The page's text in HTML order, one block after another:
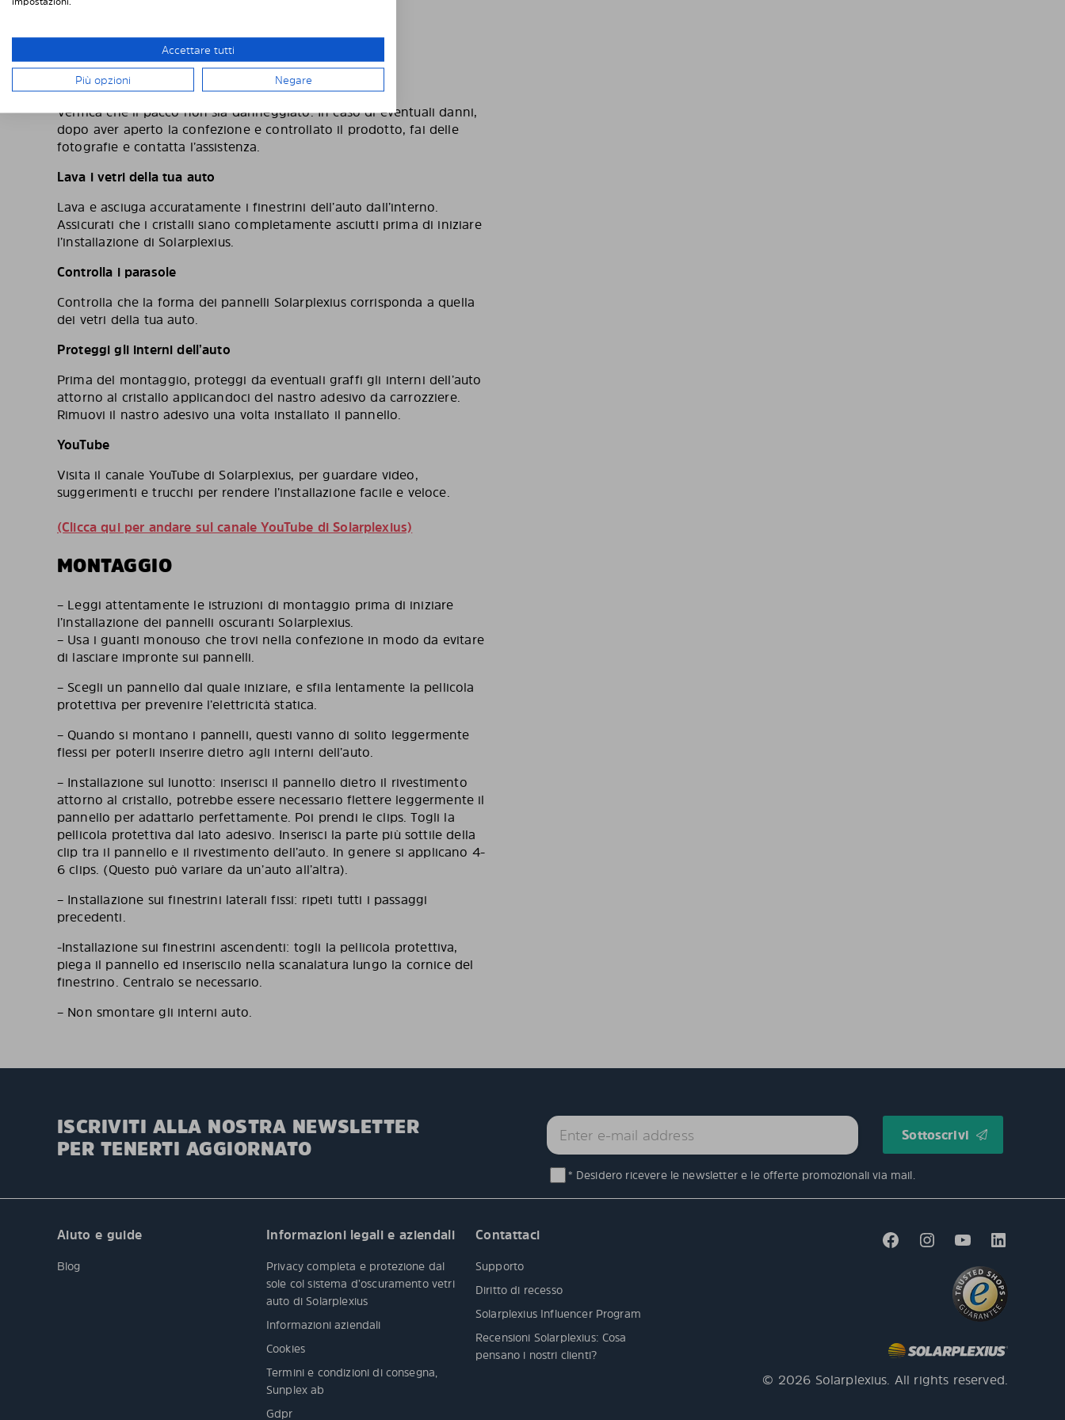
PRIMA DEL MONTAGGIO
Controlla la confezione ed il suo contenuto
Verifica che il pacco non sia danneggiato. In caso di eventuali danni,
dopo aver aperto la confezione e controllato il prodotto, fai delle
fotografie e contatta l’assistenza.
Lava i vetri della tua auto
Lava e asciuga accuratamente i finestrini dell’auto dall’interno.
Assicurati che i cristalli siano completamente asciutti prima di iniziare
l’installazione di Solarplexius.
Controlla i parasole
Controlla che la forma dei pannelli Solarplexius corrisponda a quella
dei vetri della tua auto.
Proteggi gli interni dell’auto
Prima del montaggio, proteggi da eventuali graffi gli interni dell’auto
attorno al cristallo applicandoci del nastro adesivo da carrozziere.
Rimuovi il nastro adesivo una volta installato il pannello.
YouTube
Visita il canale YouTube di Solarplexius, per guardare video,
suggerimenti e trucchi per rendere l’installazione facile e veloce.
(Clicca qui per andare sul canale YouTube di Solarplexius)
MONTAGGIO
– Leggi attentamente le istruzioni di montaggio prima di iniziare
l’installazione dei pannelli oscuranti Solarplexius.
– Usa i guanti monouso che trovi nella confezione in modo da evitare
di lasciare impronte sui pannelli.
– Scegli un pannello dal quale iniziare, e sfila lentamente la pellicola
protettiva per prevenire l’elettricità statica.
– Quando si montano i pannelli, questi vanno di solito leggermente
flessi per poterli inserire dietro agli interni dell’auto.
– Installazione sul lunotto: inserisci il pannello dietro il rivestimento
attorno al cristallo, potrebbe essere necessario flettere leggermente il
pannello per adattarlo perfettamente. Poi prendi le clips. Togli la
pellicola protettiva dal lato adesivo. Inserisci la parte più sottile della
clip tra il pannello e il rivestimento dell’auto. In genere si applicano 4-
6 clips. (Questo può variare da un’auto all’altra).
– Installazione sui finestrini laterali fissi: ripeti tutti i passaggi
precedenti.
-Installazione sui finestrini ascendenti: togli la pellicola protettiva,
piega il pannello ed inseriscilo nella scanalatura lungo la cornice del
finestrino. Centralo se necessario.
– Non smontare gli interni auto.
ISCRIVITI ALLA NOSTRA NEWSLETTER
PER TENERTI AGGIORNATO
* Desidero ricevere le newsletter e le offerte promozionali via mail.
Aiuto e guide
Blog
Informazioni legali e aziendali
Privacy completa e protezione dal
sole col sistema d’oscuramento vetri
auto di Solarplexius
Informazioni aziendali
Cookies
Termini e condizioni di consegna,
Sunplex ab
Gdpr
Contattaci
Supporto
Diritto di recesso
Solarplexius Influencer Program
Recensioni Solarplexius: Cosa
pensano i nostri clienti?
© 2026 Solarplexius. All rights reserved.
Accettare tutti
Più opzioni Negare